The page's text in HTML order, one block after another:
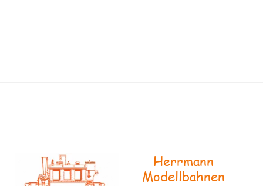
Herrmann
Modellbahnen